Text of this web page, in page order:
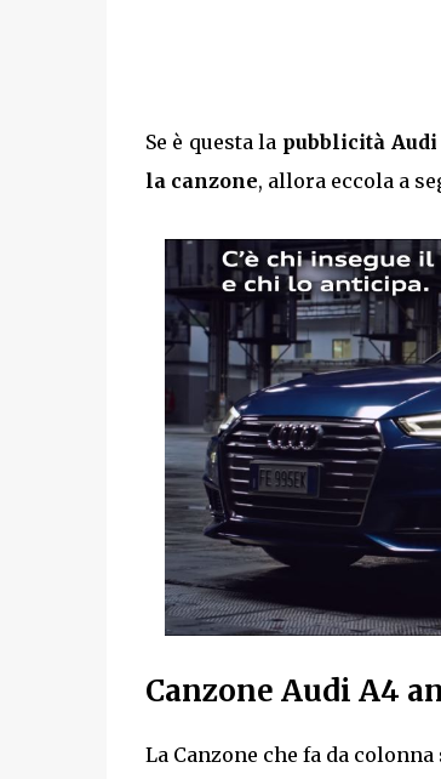
Se è questa la pubblicità
la canzone, allora eccola a
Canzone Audi A4
La Canzone che fa da